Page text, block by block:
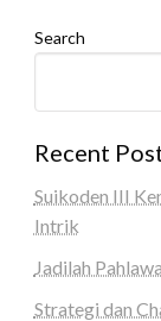
Search
Recent
Suikoden III
Intrik
Jadilah
Strategi dan